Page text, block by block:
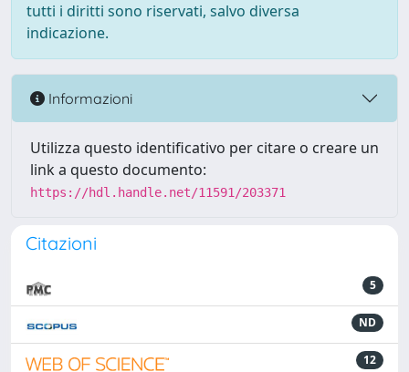
tutti i diritti sono riservati, salvo diversa
indicazione.
Informazioni
Utilizza questo identificativo per citare o creare un
link a questo documento:
https://hdl.handle.net/11591/203371
Citazioni
5
ND
12